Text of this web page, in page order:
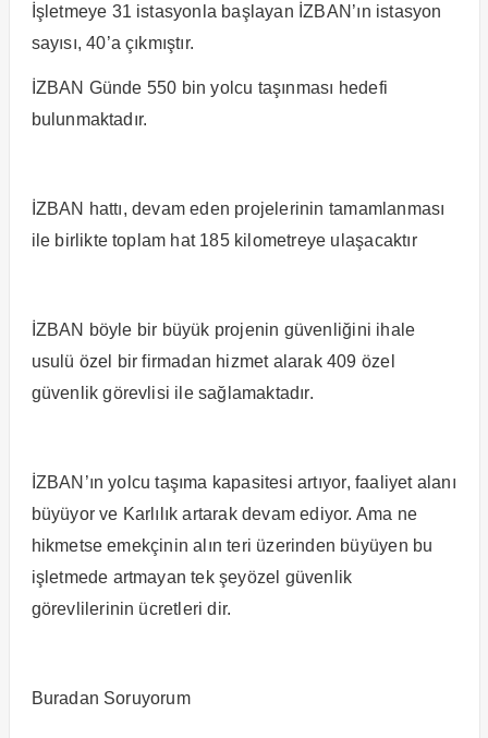
İşletmeye 31 istasyonla başlayan İZBAN’ın istasyon
sayısı, 40’a çıkmıştır.
İZBAN Günde 550 bin yolcu taşınması hedefi
bulunmaktadır.
İZBAN hattı, devam eden projelerinin tamamlanması
ile birlikte toplam hat 185 kilometreye ulaşacaktır
İZBAN böyle bir büyük projenin güvenliğini ihale
usulü özel bir firmadan hizmet alarak 409 özel
güvenlik görevlisi ile sağlamaktadır.
İZBAN’ın yolcu taşıma kapasitesi artıyor, faaliyet alanı
büyüyor ve Karlılık artarak devam ediyor. Ama ne
hikmetse emekçinin alın teri üzerinden büyüyen bu
işletmede artmayan tek şeyözel güvenlik
görevlilerinin ücretleri dir.
Buradan Soruyorum